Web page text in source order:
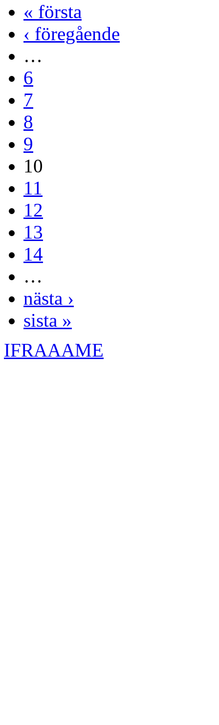
« första
‹ föregående
…
6
7
8
9
10
11
12
13
14
…
nästa ›
sista »
IFRAAAME